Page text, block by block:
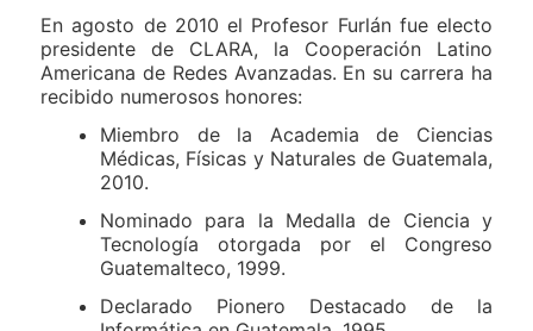
En agosto de 2010 el Profesor Furlán fue electo
presidente de CLARA, la Cooperación Latino
Americana de Redes Avanzadas. En su carrera ha
recibido numerosos honores:
Miembro de la Academia de Ciencias
Médicas, Físicas y Naturales de Guatemala,
2010.
Nominado para la Medalla de Ciencia y
Tecnología otorgada por el Congreso
Guatemalteco, 1999.
Declarado Pionero Destacado de la